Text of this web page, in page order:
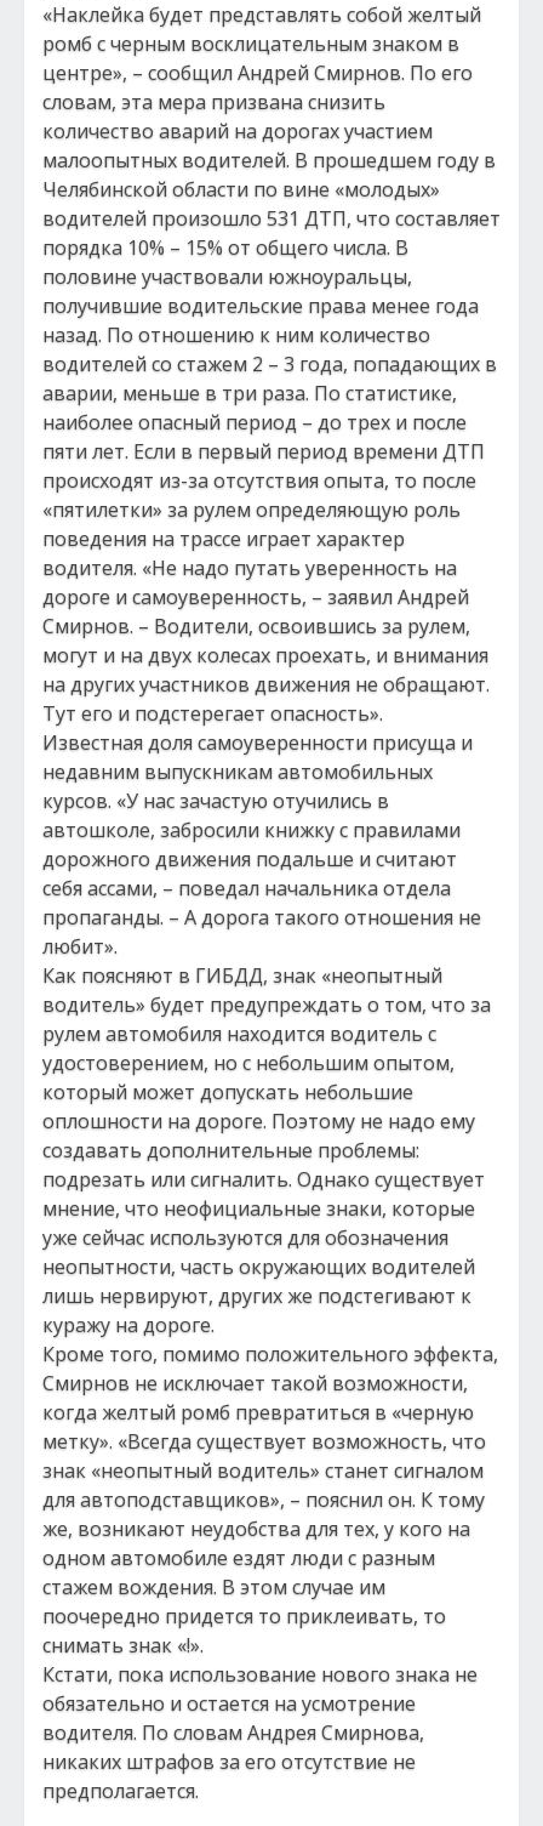
«Наклейка будет представлять собой желтый
ромб с черным восклицательным знаком в
центре», – сообщил Андрей Смирнов. По его
словам, эта мера призвана снизить
количество аварий на дорогах участием
малоопытных водителей. В прошедшем году в
Челябинской области по вине «молодых»
водителей произошло 531 ДТП, что составляет
порядка 10% – 15% от общего числа. В
половине участвовали южноуральцы,
получившие водительские права менее года
назад. По отношению к ним количество
водителей со стажем 2 – 3 года, попадающих в
аварии, меньше в три раза. По статистике,
наиболее опасный период – до трех и после
пяти лет. Если в первый период времени ДТП
происходят из-за отсутствия опыта, то после
«пятилетки» за рулем определяющую роль
поведения на трассе играет характер
водителя. «Не надо путать уверенность на
дороге и самоуверенность, – заявил Андрей
Смирнов. – Водители, освоившись за рулем,
могут и на двух колесах проехать, и внимания
на других участников движения не обращают.
Тут его и подстерегает опасность».
Известная доля самоуверенности присуща и
недавним выпускникам автомобильных
курсов. «У нас зачастую отучились в
автошколе, забросили книжку с правилами
дорожного движения подальше и считают
себя ассами, – поведал начальника отдела
пропаганды. – А дорога такого отношения не
любит».
Как поясняют в ГИБДД, знак «неопытный
водитель» будет предупреждать о том, что за
рулем автомобиля находится водитель с
удостоверением, но с небольшим опытом,
который может допускать небольшие
оплошности на дороге. Поэтому не надо ему
создавать дополнительные проблемы:
подрезать или сигналить. Однако существует
мнение, что неофициальные знаки, которые
уже сейчас используются для обозначения
неопытности, часть окружающих водителей
лишь нервируют, других же подстегивают к
куражу на дороге.
Кроме того, помимо положительного эффекта,
Смирнов не исключает такой возможности,
когда желтый ромб превратиться в «черную
метку». «Всегда существует возможность, что
знак «неопытный водитель» станет сигналом
для автоподставщиков», – пояснил он. К тому
же, возникают неудобства для тех, у кого на
одном автомобиле ездят люди с разным
стажем вождения. В этом случае им
поочередно придется то приклеивать, то
снимать знак «!».
Кстати, пока использование нового знака не
обязательно и остается на усмотрение
водителя. По словам Андрея Смирнова,
никаких штрафов за его отсутствие не
предполагается.